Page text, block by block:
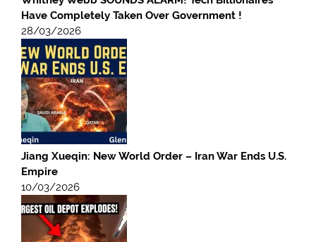
Have Completely Taken Over Government !
28/03/2026
Jiang Xueqin: New World Order – Iran War Ends U.S.
Empire
10/03/2026